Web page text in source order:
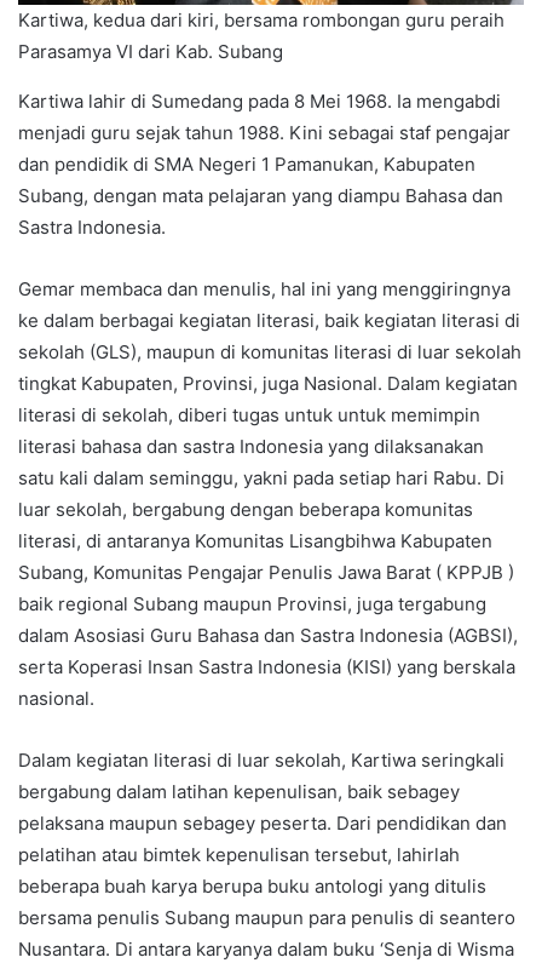
Kartiwa, kedua dari kiri, bersama rombongan guru peraih
Parasamya VI dari Kab. Subang
Kartiwa lahir di Sumedang pada 8 Mei 1968. Ia mengabdi
menjadi guru sejak tahun 1988. Kini sebagai staf pengajar
dan pendidik di SMA Negeri 1 Pamanukan, Kabupaten
Subang, dengan mata pelajaran yang diampu Bahasa dan
Sastra Indonesia.
Gemar membaca dan menulis, hal ini yang menggiringnya
ke dalam berbagai kegiatan literasi, baik kegiatan literasi di
sekolah (GLS), maupun di komunitas literasi di luar sekolah
tingkat Kabupaten, Provinsi, juga Nasional. Dalam kegiatan
literasi di sekolah, diberi tugas untuk untuk memimpin
literasi bahasa dan sastra Indonesia yang dilaksanakan
satu kali dalam seminggu, yakni pada setiap hari Rabu. Di
luar sekolah, bergabung dengan beberapa komunitas
literasi, di antaranya Komunitas Lisangbihwa Kabupaten
Subang, Komunitas Pengajar Penulis Jawa Barat ( KPPJB )
baik regional Subang maupun Provinsi, juga tergabung
dalam Asosiasi Guru Bahasa dan Sastra Indonesia (AGBSI),
serta Koperasi Insan Sastra Indonesia (KISI) yang berskala
nasional.
Dalam kegiatan literasi di luar sekolah, Kartiwa seringkali
bergabung dalam latihan kepenulisan, baik sebagey
pelaksana maupun sebagey peserta. Dari pendidikan dan
pelatihan atau bimtek kepenulisan tersebut, lahirlah
beberapa buah karya berupa buku antologi yang ditulis
bersama penulis Subang maupun para penulis di seantero
Nusantara. Di antara karyanya dalam buku ‘Senja di Wisma